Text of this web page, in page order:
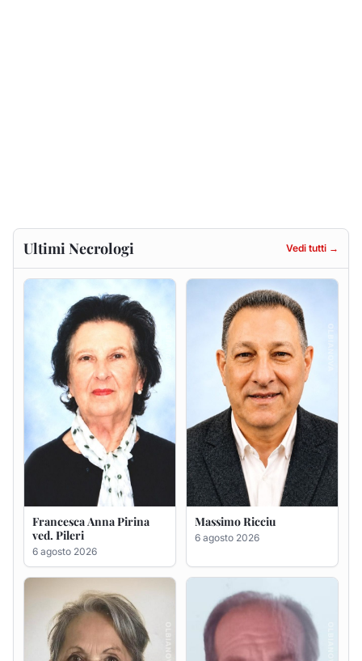
Francesca Anna Pirina
ved. Pileri
6 agosto 2026
Massimo Ricciu
6 agosto 2026
Maria Teresa Floris ved.
6 agosto 2026
Renzo Murrai
5 agosto 2026